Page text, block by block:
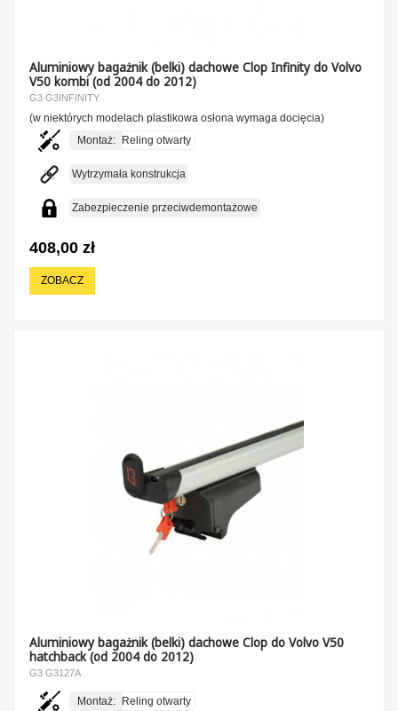
Aluminiowy bagażnik (belki) dachowe Clop Infinity do Volvo
V50 kombi (od 2004 do 2012)
G3 G3INFINITY
(w niektórych modelach plastikowa osłona wymaga docięcia)
Montaż: Reling otwarty
Wytrzymała konstrukcja
Zabezpieczenie przeciwdemontażowe
408,00 zł
ZOBACZ
Aluminiowy bagażnik (belki) dachowe Clop do Volvo V50
hatchback (od 2004 do 2012)
G3 G3127A
Montaż: Reling otwarty